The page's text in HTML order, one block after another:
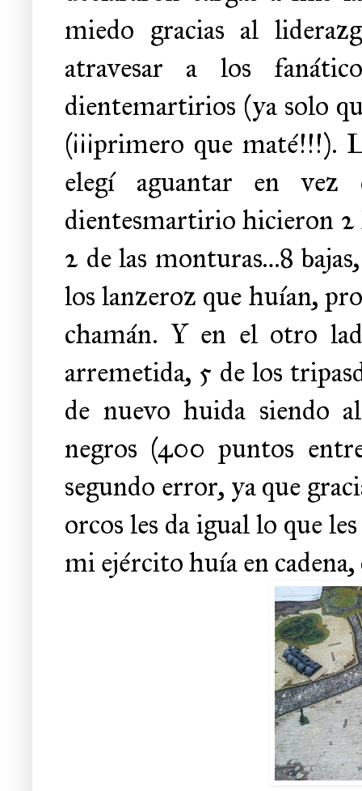
miedo gracias al
atravesar a los
dientemartirios (ya solo
(¡¡¡primero que
elegí aguantar en
dientesmartirio hicieron 2
2 de las monturas…8
los lanzeroz que huían,
chamán. Y en el otro
arremetida, 5 de los
de nuevo huida siendo
negros (400 puntos
segundo error, ya que
orcos les da igual lo que
mi ejército huía en